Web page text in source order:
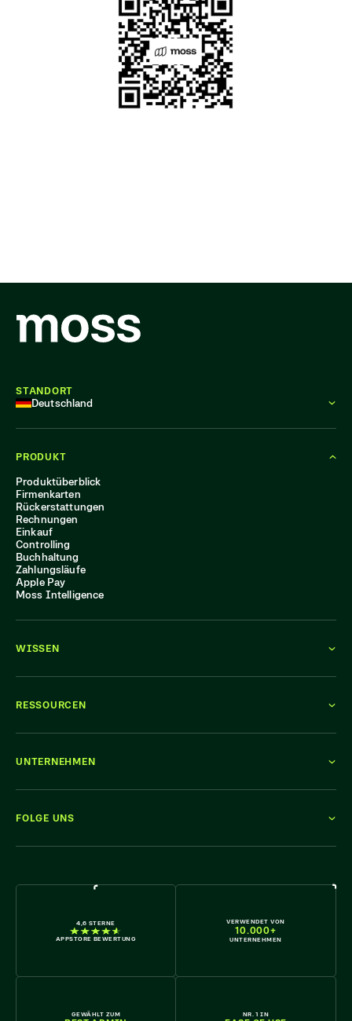
4,6 STERNE
APPSTORE BEWERTUNG
VERWENDET VON
10.000+
UNTERNEHMEN
GEWÄHLT ZUM NR. 1 IN
PRODUKT
Produktüberblick
Firmenkarten
Rückerstattungen
Rechnungen
Einkauf
Controlling
Buchhaltung
Zahlungsläufe
Apple Pay
Moss Intelligence
WISSEN
RESSOURCEN
UNTERNEHMEN
FOLGE UNS
STANDORT
Deutschland